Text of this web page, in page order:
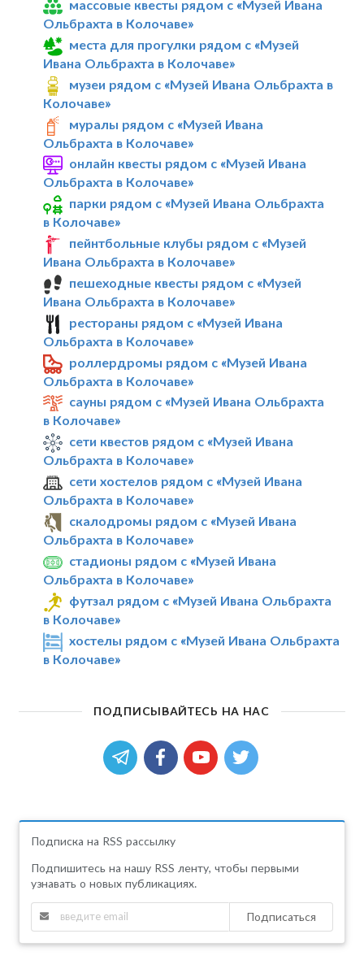
массовые квесты рядом с «Музей Ивана
Ольбрахта в Колочаве»
места для прогулки рядом с «Музей
Ивана Ольбрахта в Колочаве»
музеи рядом с «Музей Ивана Ольбрахта в
Колочаве»
муралы рядом с «Музей Ивана
Ольбрахта в Колочаве»
онлайн квесты рядом с «Музей Ивана
Ольбрахта в Колочаве»
парки рядом с «Музей Ивана Ольбрахта
в Колочаве»
пейнтбольные клубы рядом с «Музей
Ивана Ольбрахта в Колочаве»
пешеходные квесты рядом с «Музей
Ивана Ольбрахта в Колочаве»
рестораны рядом с «Музей Ивана
Ольбрахта в Колочаве»
роллердромы рядом с «Музей Ивана
Ольбрахта в Колочаве»
сауны рядом с «Музей Ивана Ольбрахта
в Колочаве»
сети квестов рядом с «Музей Ивана
Ольбрахта в Колочаве»
сети хостелов рядом с «Музей Ивана
Ольбрахта в Колочаве»
скалодромы рядом с «Музей Ивана
Ольбрахта в Колочаве»
стадионы рядом с «Музей Ивана
Ольбрахта в Колочаве»
футзал рядом с «Музей Ивана Ольбрахта
в Колочаве»
хостелы рядом с «Музей Ивана Ольбрахта
в Колочаве»
ПОДПИСЫВАЙТЕСЬ НА НАС
Подписка на RSS рассылку
Подпишитесь на нашу RSS ленту, чтобы первыми
узнавать о новых публикациях.
Подписаться